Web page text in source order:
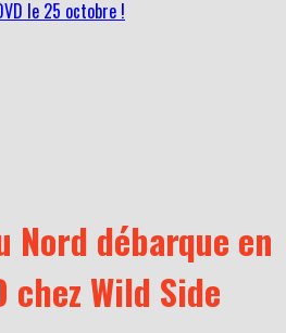
le 25 octobre !
Nord débarque en
chez Wild Side